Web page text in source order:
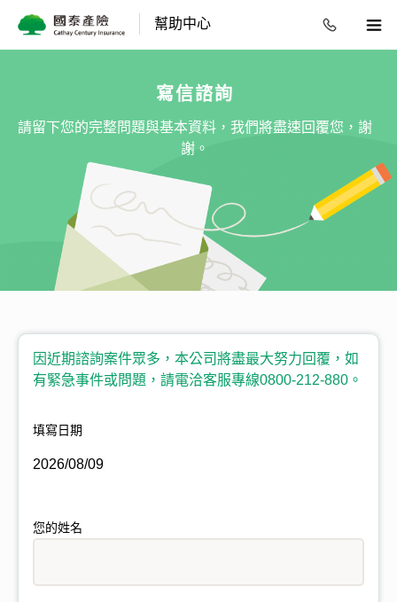
幫助中心
寫信諮詢
請留下您的完整問題與基本資料，我們將盡速回覆您，謝
謝。
因近期諮詢案件眾多，本公司將盡最大努力回覆，如
有緊急事件或問題，請電洽客服專線0800-212-880。
填寫日期
2026/08/09
您的姓名